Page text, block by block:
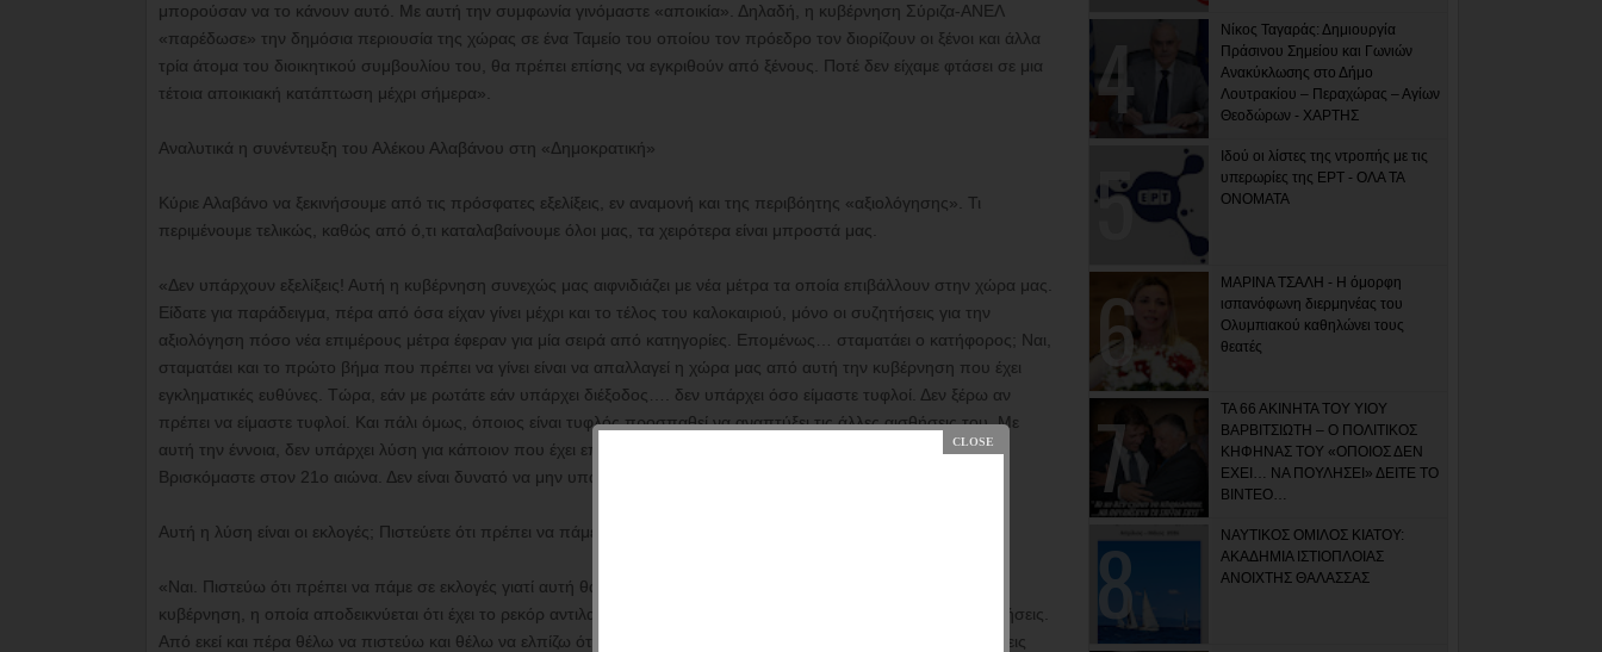
μπορούσαν να το κάνουν αυτό. Με αυτή την συμφωνία γινόμαστε «αποικία». Δηλαδή, η κυβέρνηση Σύριζα-ΑΝΕΛ
«παρέδωσε» την δημόσια περιουσία της χώρας σε ένα Ταμείο του οποίου τον πρόεδρο τον διορίζουν οι ξένοι και άλλα
τρία άτομα του διοικητικού συμβουλίου του, θα πρέπει επίσης να εγκριθούν από ξένους. Ποτέ δεν είχαμε φτάσει σε μια
τέτοια αποικιακή κατάπτωση μέχρι σήμερα».
Αναλυτικά η συνέντευξη του Αλέκου Αλαβάνου στη «Δημοκρατική»
Κύριε Αλαβάνο να ξεκινήσουμε από τις πρόσφατες εξελίξεις, εν αναμονή και της περιβόητης «αξιολόγησης». Τι
περιμένουμε τελικώς, καθώς από ό,τι καταλαβαίνουμε όλοι μας, τα χειρότερα είναι μπροστά μας.
«Δεν υπάρχουν εξελίξεις! Αυτή η κυβέρνηση συνεχώς μας αιφνιδιάζει με νέα μέτρα τα οποία επιβάλλουν στην χώρα μας.
Είδατε για παράδειγμα, πέρα από όσα είχαν γίνει μέχρι και το τέλος του καλοκαιριού, μόνο οι συζητήσεις για την
αξιολόγηση πόσο νέα επιμέρους μέτρα έφεραν για μία σειρά από κατηγορίες. Επομένως… σταματάει ο κατήφορος; Ναι,
σταματάει και το πρώτο βήμα που πρέπει να γίνει είναι να απαλλαγεί η χώρα μας από αυτή την κυβέρνηση που έχει
εγκληματικές ευθύνες. Τώρα, εάν με ρωτάτε εάν υπάρχει διέξοδος…. δεν υπάρχει όσο είμαστε τυφλοί. Δεν ξέρω αν
πρέπει να είμαστε τυφλοί. Και πάλι όμως, όποιος είναι τυφλός προσπαθεί να αναπτύξει τις άλλες αισθήσεις του. Με
αυτή την έννοια, δεν υπάρχει λύση για κάποιον που έχει επιλέξει να κλείσει τα μάτια του σε αυτή την κατάσταση.
Βρισκόμαστε στον 21ο αιώνα. Δεν είναι δυνατό να μην υπάρχουν εναλλακτικές λύσεις για να βρει ο κάθε λαός».
Αυτή η λύση είναι οι εκλογές; Πιστεύετε ότι πρέπει να πάμε σε εκλογές και μάλιστα άμεσα;
«Ναι. Πιστεύω ότι πρέπει να πάμε σε εκλογές γιατί αυτή θα είναι μια ευκαιρία για να απαλλαγούμε από αυτή την
κυβέρνηση, η οποία αποδεικνύεται ότι έχει το ρεκόρ αντιλαϊκών μέτρων σε σχέση και με τις προηγούμενες κυβερνήσεις.
Από εκεί και πέρα θέλω να πιστεύω και θέλω να ελπίζω ότι οι εκλογές αυτές θα δώσουν την δυνατότητα σε δυνάμεις
Νίκος Ταγαράς: Δημιουργία
Πράσινου Σημείου και Γωνιών
Ανακύκλωσης στο Δήμο
Λουτρακίου – Περαχώρας – Αγίων
Θεοδώρων - ΧΑΡΤΗΣ
Ιδού οι λίστες της ντροπής με τις
υπερωρίες της ΕΡΤ - ΟΛΑ ΤΑ
ΟΝΟΜΑΤΑ
ΜΑΡΙΝΑ ΤΣΑΛΗ - Η όμορφη
ισπανόφωνη διερμηνέας του
Ολυμπιακού καθηλώνει τους
θεατές
ΤΑ 66 ΑΚΙΝΗΤΑ ΤΟΥ ΥΙΟΥ
ΒΑΡΒΙΤΣΙΩΤΗ – Ο ΠΟΛΙΤΙΚΟΣ
ΚΗΦΗΝΑΣ ΤΟΥ «ΟΠΟΙΟΣ ΔΕΝ
ΕΧΕΙ… ΝΑ ΠΟΥΛΗΣΕΙ» ΔΕΙΤΕ ΤΟ
ΒΙΝΤΕΟ…
ΝΑΥΤΙΚΟΣ ΟΜΙΛΟΣ ΚΙΑΤΟΥ:
ΑΚΑΔΗΜΙΑ ΙΣΤΙΟΠΛΟΙΑΣ
ΑΝΟΙΧΤΗΣ ΘΑΛΑΣΣΑΣ